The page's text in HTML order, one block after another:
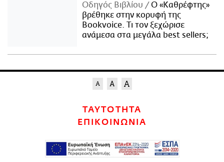
Οδηγός Βιβλίου
Ο «Καθρέφτης»
βρέθηκε στην κορυφή της
Bookvoice. Τι τον ξεχώρισε
ανάμεσα στα μεγάλα best sellers;
ΤΑΥΤΟΤΗΤΑ
ΕΠΙΚΟΙΝΩΝΙΑ